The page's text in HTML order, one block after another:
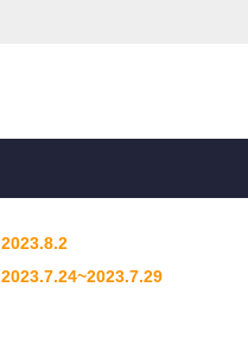
2023.8.2
2023.7.24~2023.7.29